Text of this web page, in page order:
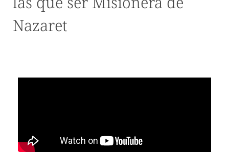
Nazaret